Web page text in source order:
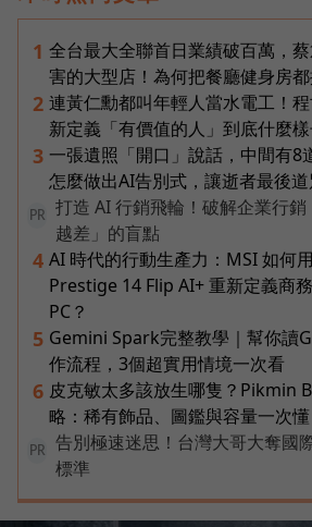
1 全台最大全聯首日業績破百萬，
害的大型店！為何把餐廳健身房都
2 連黃仁勳都叫年輕人當水電工！
新定義「有價值的人」到底什麼樣
3 一張遺照「開口」說話，中間有8
怎麼做出AI告別式，讓逝者最後道
PR
打造 AI 行銷飛輪！破解企業行
越差」的盲點
4 AI 時代的行動生產力：MSI 如何
Prestige 14 Flip AI+ 重新定義商
PC？
5 Gemini Spark完整教學｜幫你讀
作流程，3個超實用情境一次看
6 皮克敏太多該放生哪隻？Pikmin
略：稀有飾品、圖鑑與容量一次懂
PR
告別極速迷思！台灣大哥大奪國
標準